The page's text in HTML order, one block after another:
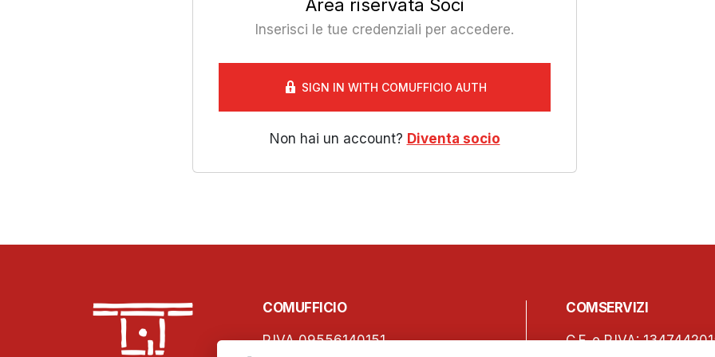
Area riservata Soci
Inserisci le tue credenziali per accedere.
SIGN IN WITH COMUFFICIO AUTH
Non hai un account? Diventa socio
COMUFFICIO
P.IVA 09556140151
COMSERVIZI
C.F. e P.IVA: